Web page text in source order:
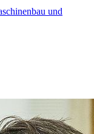
und